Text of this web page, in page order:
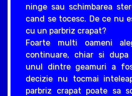
ninge sau schimbarea
cand se tocesc. De ce nu
cu un parbriz crapat?
Foarte multi oameni
continuare, chiar si
unul dintre geamuri a
decizie nu tocmai
parbriz crapat poate sa